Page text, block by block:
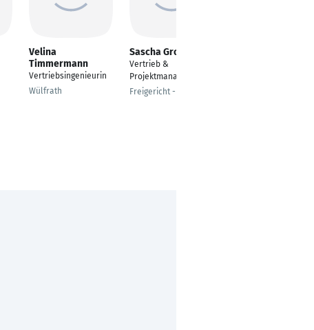
Velina
Timmermann
Vertriebsingenieurin
Wülfrath
Sascha Grochow
Vertrieb &
Projektmanagement
Freigericht - Somborn